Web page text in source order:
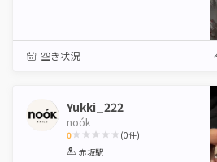
空き状況
Yukki_222
noók
0
1 2 3 4
(0件)
赤坂駅